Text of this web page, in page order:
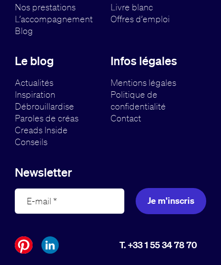
Nos prestations
L’accompagnement
Blog
Livre blanc
Offres d’emploi
Le blog
Actualités
Inspiration
Débrouillardise
Paroles de créas
Creads Inside
Conseils
Infos légales
Mentions légales
Politique de
confidentialité
Contact
Newsletter
Je m'inscris
T. +33 1 55 34 78 70